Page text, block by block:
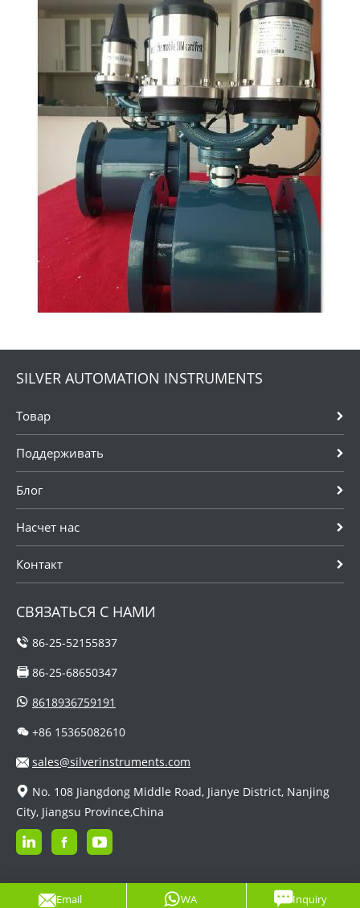
Email WA Inquiry
SILVER AUTOMATION INSTRUMENTS
Товар
Поддерживать
Блог
Насчет нас
Контакт
СВЯЗАТЬСЯ С НАМИ
86-25-52155837
86-25-68650347
8618936759191
+86 15365082610
sales@silverinstruments.com
No. 108 Jiangdong Middle Road, Jianye District, Nanjing
City, Jiangsu Province,China